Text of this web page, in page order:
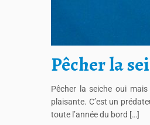
Pêcher la
Pêcher la seiche oui
plaisante. C’est un
toute l’année du bord […]